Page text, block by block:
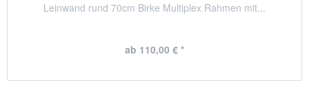
Leinwand rund 70cm Birke Multiplex Rahmen mit...
ab 110,00 € *